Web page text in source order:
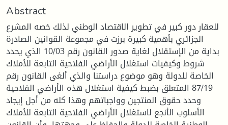
Abstract
للعقار دور كبير في تطوير الاقتصاد الوطني لذلك خصه المشرع
الجزائري بأهمية كبيرة برزت في مجموعة القوانين الصادرة
بداية من الإستقلال لغاية صدور القانون رقم 10/03 الذي يحدد
شروط وكيفيات استغلال الأراضي الفلاحية التابعة للأملاك
الخاصة للدولة وهو موضوع دراستنا والذي ألغى القانون رقم
87/19 المتعلق بضبط كيفية استغلال هذه الأراضي الفلاحية
وحدد حقوق المنتجين وواجباتهم وهذا كله من أجل إيجاد
الأسلوب الأنجع لاستغلال الأراضي الفلاحية التابعة للأملاك